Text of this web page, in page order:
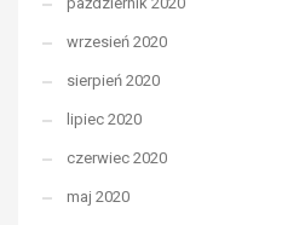
wrzesień 2020
sierpień 2020
lipiec 2020
czerwiec 2020
maj 2020